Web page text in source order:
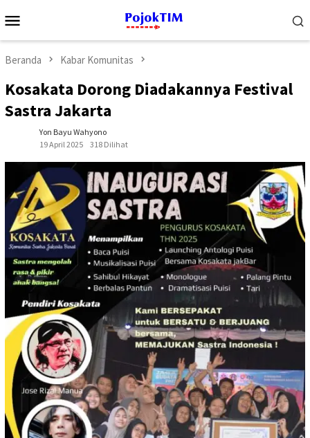
ke
Mobile
Beranda Kabar Komunitas
Kosakata Dorong Diadakannya Festival
Sastra Jakarta
Yon Bayu Wahyono
19 April 2025
318 Dilihat